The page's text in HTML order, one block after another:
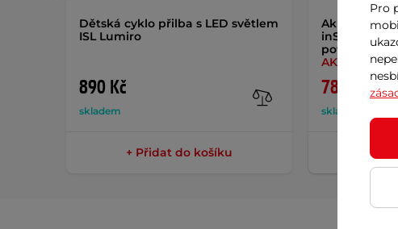
Dětská cyklo přilba s LED světlem
ISL Lumiro
890 Kč
skladem
+ Přidat do košíku
AKCE
789 Kč 999
skladem
+
Pro